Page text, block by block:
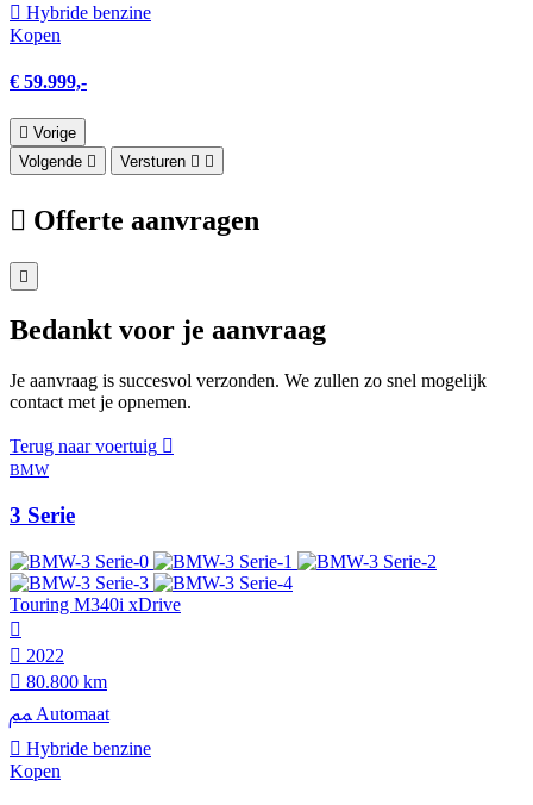
Hybride benzine
Kopen
€ 59.999,-
Vorige
Volgende
Versturen
Offerte aanvragen
Bedankt voor je aanvraag
Je aanvraag is succesvol verzonden. We zullen zo snel mogelijk
contact met je opnemen.
Terug naar voertuig
BMW
3 Serie
Touring M340i xDrive
2022
80.800 km
Automaat
Hybride benzine
Kopen